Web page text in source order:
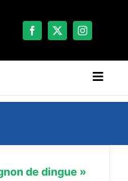
LES UNES
#ACTUALITÉS
de dingue »